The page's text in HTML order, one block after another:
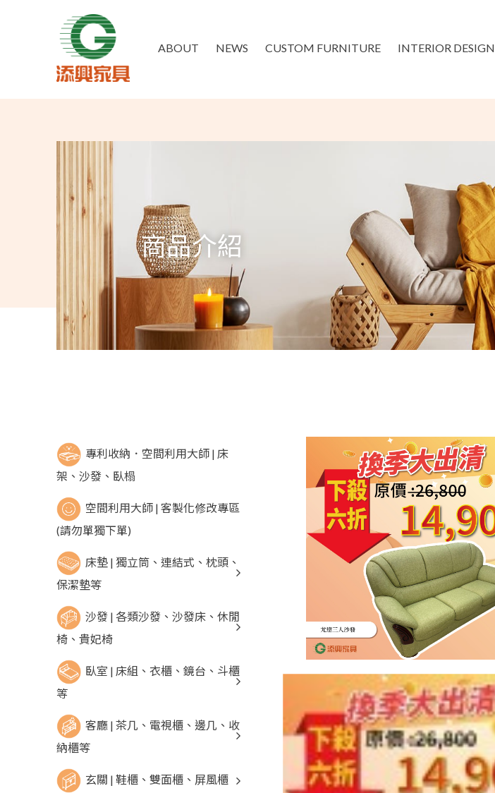
ABOUT NEWS CUSTOM FURNITURE INTERIOR DESIGN
商品介紹
專利收納．空間利用大師 | 床
架、沙發、臥榻
空間利用大師 | 客製化修改專區
(請勿單獨下單)
床墊 | 獨立筒、連結式、枕頭、
保潔墊等
沙發 | 各類沙發、沙發床、休閒
椅、貴妃椅
臥室 | 床組、衣櫃、鏡台、斗櫃
等
客廳 | 茶几、電視櫃、邊几、收
納櫃等
玄關 | 鞋櫃、雙面櫃、屏風櫃